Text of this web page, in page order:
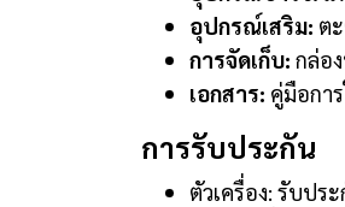
อุปกรณ์เสริม: ต
การจัดเก็บ: กล่อ
เอกสาร: คู่มือกา
การรับประกัน
ตัวเครื่อง: รับปร